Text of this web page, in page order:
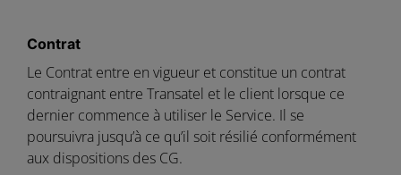
Contrat
Le Contrat entre en vigueur et constitue un contrat
contraignant entre Transatel et le client lorsque ce
dernier commence à utiliser le Service. Il se
poursuivra jusqu’à ce qu’il soit résilié conformément
aux dispositions des CG.